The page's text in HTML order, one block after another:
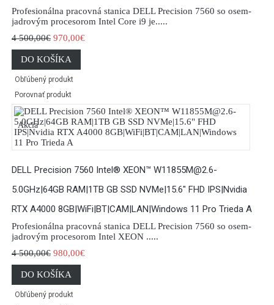
Profesionálna pracovná stanica DELL Precision 7560 so osem-
jadrovým procesorom Intel Core i9 je.....
4 500,00€ 970,00€
DO KOŠÍKA
Obľúbený produkt
Porovnať produkt
Akcia
DELL Precision 7560 Intel® XEON™ W11855M@2.6-
5.0GHz|64GB RAM|1TB GB SSD NVMe|15.6" FHD IPS|Nvidia
RTX A4000 8GB|WiFi|BT|CAM|LAN|Windows 11 Pro Trieda A
Profesionálna pracovná stanica DELL Precision 7560 so osem-
jadrovým procesorom Intel XEON .....
4 500,00€ 980,00€
DO KOŠÍKA
Obľúbený produkt